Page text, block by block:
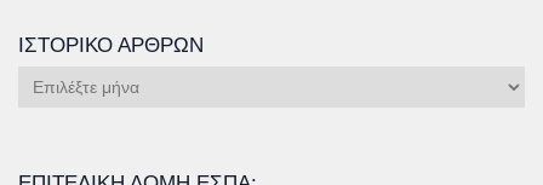
ΙΣΤΟΡΙΚΌ ΆΡΘΡΩΝ
Ιστορικό